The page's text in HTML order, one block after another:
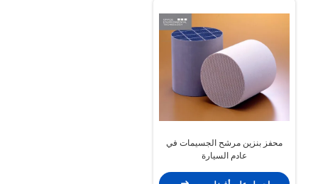
محفز بنزين مرشح الجسيمات في
عادم السيارة